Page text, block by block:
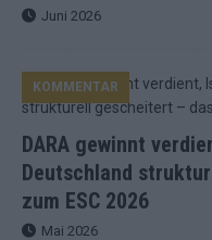
Juni 2026
DARA gewinnt
Deutschland
zum ESC 2026
KOMMENTAR
Mai 2026